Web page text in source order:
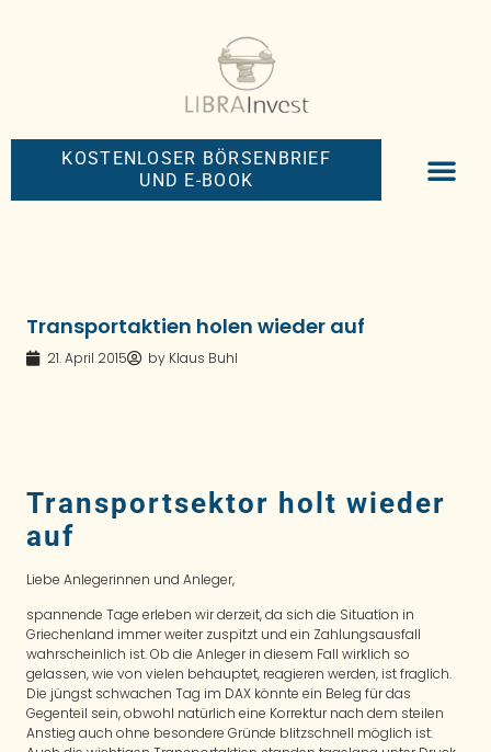
KOSTENLOSER BÖRSENBRIEF
UND E-BOOK
Transportaktien holen wieder auf
21. April 2015 by Klaus Buhl
Transportsektor holt wieder
auf
Liebe Anlegerinnen und Anleger,
spannende Tage erleben wir derzeit, da sich die Situation in
Griechenland immer weiter zuspitzt und ein Zahlungsausfall
wahrscheinlich ist. Ob die Anleger in diesem Fall wirklich so
gelassen, wie von vielen behauptet, reagieren werden, ist fraglich.
Die jüngst schwachen Tag im DAX könnte ein Beleg für das
Gegenteil sein, obwohl natürlich eine Korrektur nach dem steilen
Anstieg auch ohne besondere Gründe blitzschnell möglich ist.